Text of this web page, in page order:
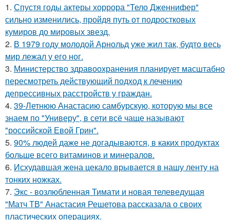
1. Спустя годы актеры хоррора "Тело Дженнифер"
сильно изменились, пройдя путь от подростковых
кумиров до мировых звезд.
2. В 1979 году молодой Арнольд уже жил так, будто весь
мир лежал у его ног.
3. Министерство здравоохранения планирует масштабно
пересмотреть действующий подход к лечению
депрессивных расстройств у граждан.
4. 39-Летнюю Анастасию самбурскую, которую мы все
знаем по "Универу", в сети всё чаще называют
"российской Евой Грин".
5. 90% людей даже не догадываются, в каких продуктах
больше всего витаминов и минералов.
6. Исхудавшая жена цекало врывается в нашу ленту на
тонких ножках.
7. Экс - возлюбленная Тимати и новая телеведущая
"Матч ТВ" Анастасия Решетова рассказала о своих
пластических операциях.